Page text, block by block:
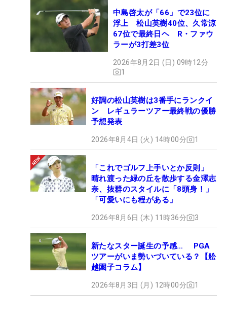
中島啓太が「66」で23位に
浮上 松山英樹40位、久常涼
67位で最終日ヘ R・ファウ
ラーが3打差3位
2026年8月2日 (日) 09時12分
1
好調の松山英樹は3番手にランクイ
ン レギュラーツアー最終戦の優勝
予想発表
2026年8月4日 (火) 14時00分 1
「これでゴルフ上手いとか反則」
晴れ渡った緑の丘を散歩する金澤志
奈、抜群のスタイルに「8頭身！」
「可愛いにも程がある」
2026年8月6日 (木) 11時36分 3
新たなスター誕生の予感… PGA
ツアーがいま勢いづいている？【舩
越園子コラム】
2026年8月3日 (月) 12時00分 1